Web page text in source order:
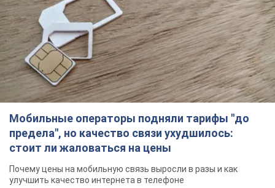
Мобильные операторы подняли тарифы "до
предела", но качество связи ухудшилось:
стоит ли жаловаться на цены
Почему цены на мобильную связь выросли в разы и как
улучшить качество интернета в телефоне